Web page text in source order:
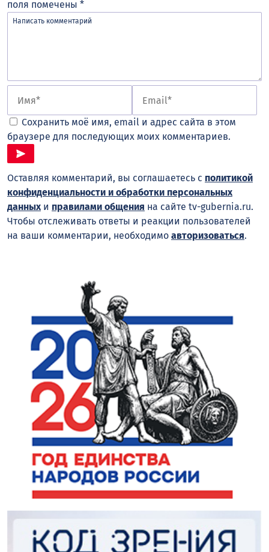
поля помечены *
Сохранить моё имя, email и адрес сайта в этом
браузере для последующих моих комментариев.
Оставляя комментарий, вы соглашаетесь с политикой
конфиденциальности и обработки персональных
данныхи правилами общения на сайте tv-gubernia.ru.
Чтобы отслеживать ответы и реакции пользователей
на ваши комментарии, необходимо авторизоваться.